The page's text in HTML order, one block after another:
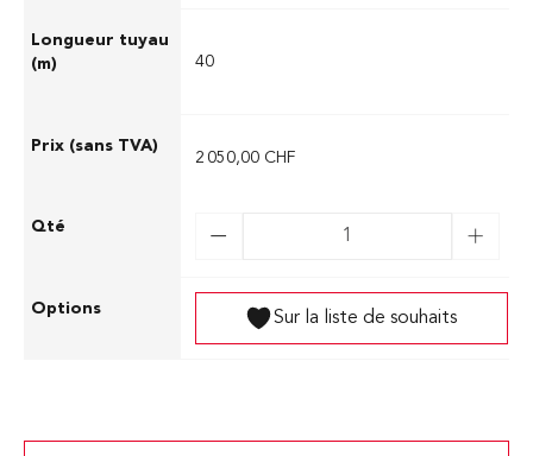
40
2 050,00 CHF
Sur la liste de souhaits